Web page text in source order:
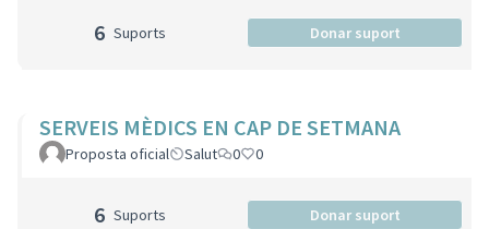
6 Suports Donar suport
SERVEIS MÈDICS EN CAP DE SETMANA
Proposta oficial Salut 0 0
6 Suports Donar suport